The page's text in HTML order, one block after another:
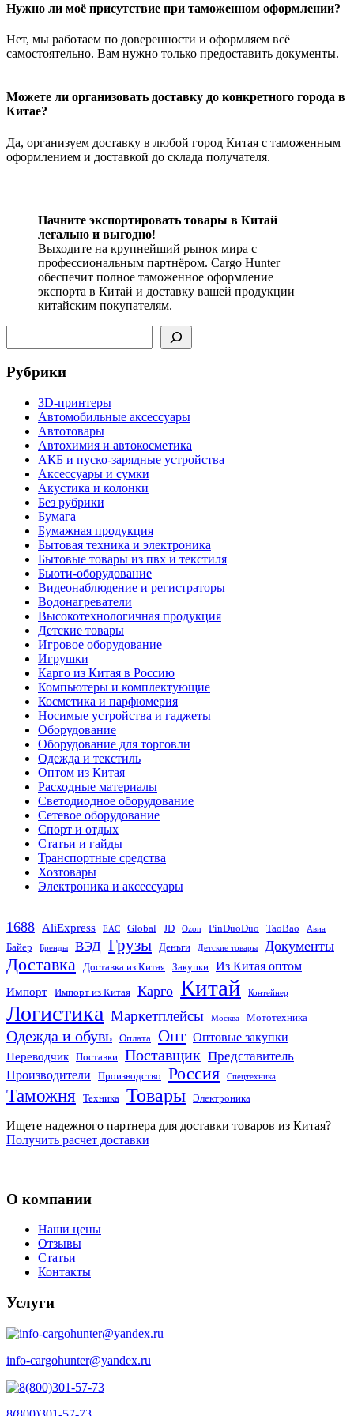
Нужно ли моё присутствие при таможенном оформлении?
Нет, мы работаем по доверенности и оформляем всё
самостоятельно. Вам нужно только предоставить документы.
Можете ли организовать доставку до конкретного города в
Китае?
Да, организуем доставку в любой город Китая с таможенным
оформлением и доставкой до склада получателя.
Начните экспортировать товары в Китай
легально и выгодно!
Выходите на крупнейший рынок мира с
профессиональным партнёром. Cargo Hunter
обеспечит полное таможенное оформление
экспорта в Китай и доставку вашей продукции
китайским покупателям.
Рубрики
3D-принтеры
Автомобильные аксессуары
Автотовары
Автохимия и автокосметика
АКБ и пуско-зарядные устройства
Аксессуары и сумки
Акустика и колонки
Без рубрики
Бумага
Бумажная продукция
Бытовая техника и электроника
Бытовые товары из пвх и текстиля
Бьюти-оборудование
Видеонаблюдение и регистраторы
Водонагреватели
Высокотехнологичная продукция
Детские товары
Игровое оборудование
Игрушки
Карго из Китая в Россию
Компьютеры и комплектующие
Косметика и парфюмерия
Носимые устройства и гаджеты
Оборудование
Оборудование для торговли
Одежда и текстиль
Оптом из Китая
Расходные материалы
Светодиодное оборудование
Сетевое оборудование
Спорт и отдых
Статьи и гайды
Транспортные средства
Хозтовары
Электроника и аксессуары
1688 AliExpress EAC Global JD Ozon PinDuoDuo TaoBao Авиа
Байер Бренды ВЭД Грузы Деньги Детские товары Документы
Доставка Доставка из Китая Закупки Из Китая оптом
Импорт Импорт из Китая Карго Китай Контейнер
Логистика Маркетплейсы Москва Мототехника
Одежда и обувь Оплата Опт Оптовые закупки
Переводчик Поставки Поставщик Представитель
Производители Производство Россия Спецтехника
Таможня Техника Товары Электроника
Ищете надежного партнера для доставки товаров из Китая?
Получить расчет доставки
О компании
Наши цены
Отзывы
Статьи
Контакты
Услуги
info-cargohunter@yandex.ru